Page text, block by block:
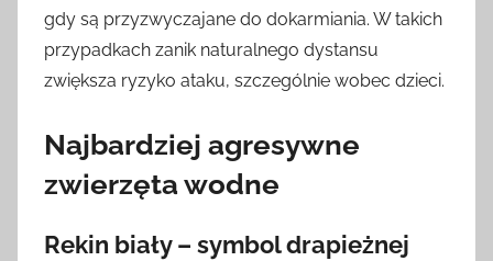
gdy są przyzwyczajane do dokarmiania. W takich
przypadkach zanik naturalnego dystansu
zwiększa ryzyko ataku, szczególnie wobec dzieci.
Najbardziej agresywne
zwierzęta wodne
Rekin biały – symbol drapieżnej